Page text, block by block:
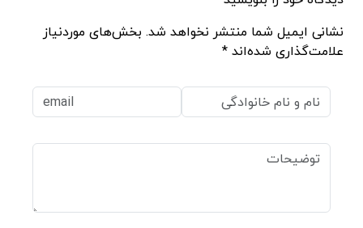
نشانی ایمیل شما منتشر نخواهد شد. بخش‌های موردنیاز
علامت‌گذاری شده‌اند *